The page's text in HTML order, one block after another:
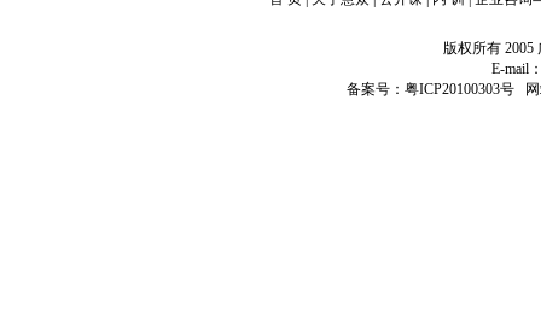
版权所有 2005
E-mail
备案号：粤ICP20100303号